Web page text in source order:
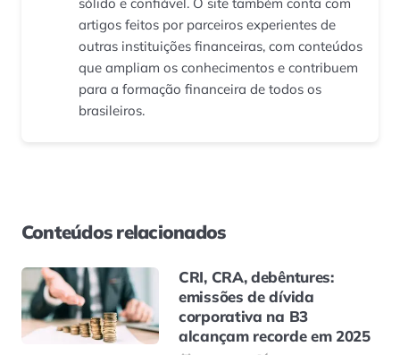
sólido e confiável. O site também conta com
artigos feitos por parceiros experientes de
outras instituições financeiras, com conteúdos
que ampliam os conhecimentos e contribuem
para a formação financeira de todos os
brasileiros.
Conteúdos relacionados
CRI, CRA, debêntures:
emissões de dívida
corporativa na B3
alcançam recorde em 2025